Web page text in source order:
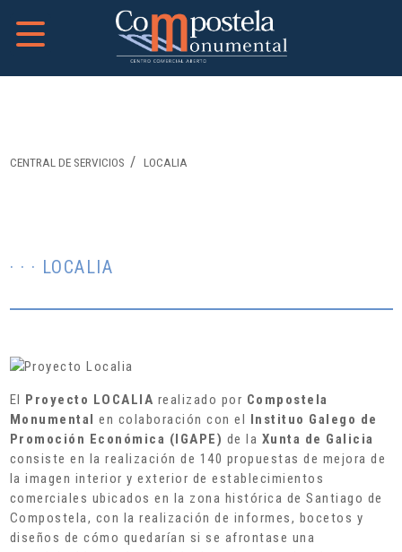
CENTRAL DE SERVICIOS LOCALIA
· · · LOCALIA
El Proyecto LOCALIA realizado por Compostela
Monumental
en colaboración con el
Instituo Galego de
Promoción Económica (IGAPE) de la Xunta de Galicia
consiste en la realización de 140 propuestas de mejora de
la imagen interior y exterior de establecimientos
comerciales ubicados en la zona histórica de Santiago de
Compostela, con la realización de informes, bocetos y
diseños de cómo quedarían si se afrontase una